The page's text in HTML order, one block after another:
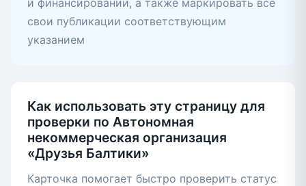
и финансировании, а также маркировать все
свои публикации соответствующим
указанием
Как использовать эту страницу для
проверки по Автономная
некоммерческая организация
«Друзья Балтики»
Карточка помогает быстро проверить статус